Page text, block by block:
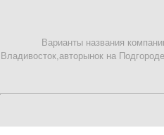
Варианты названия
Владивосток,авторынок на